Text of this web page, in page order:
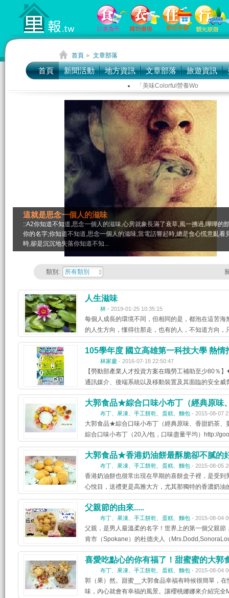
首頁 新聞活動 地方資訊 文章部落 旅遊資訊
「美味Colorful營養Wo
臺東市公所表揚71位模範父親
「NEXT PINGTUNG
首頁 ► 文章部落
這就是思念一個人的滋味
::A2你知道不知道,思念一個人的滋味,心房就象長滿了衰草,風一拂過,嘩嘩的
你的名字;你知道不知道,思念一個人的滋味,當電話響起時,總是會心慌意亂看
時,卻是沉沉地失落你知道不知...
類別: 所有類別
人生滋味
林 - 2019-01-25 10:35:15
每個人成長的環境不同，但相同的是，都泡在這苦
的人生方向，懂得往那走，也有的人，不知道方向
105學年度 國立高雄第一科技大學 熱情
林家慶 - 2016-07-18 22:50:47
【勞動部產業人才投資方案在職勞工補助至少80％
通訊媒介、後端系統以及移動裝置及其面臨的安全威
大郭食品★綜合口味小布丁（經典原味
布丁、果凍、手工餅乾、蛋糕、麵包 - 2015-08-07
大郭食品★綜合口味小布丁（經典原味、香甜奶茶
綜合口味小布丁（20入/包，口味盡量平均）http://
大郭食品★香港奶油餅最酥脆卻不膩的
布丁、果凍、手工餅乾、蛋糕、麵包 - 2015-08-05
香港奶油餅也很常出現在早期的喜餅盒子裡，是受
心悅目，送禮更是高雅大方，尤其那獨特的香濃奶
父親節的由來.....
布丁、果凍、手工餅乾、蛋糕、麵包 - 2015-08-04
父親，是男人最溫柔的名字！世界上的第一個父親
肯市（Spokane）的杜德夫人（
喜愛吃點心的你有福了！甜蜜蜜的大郭
布丁、果凍、手工餅乾、蛋糕、麵包 - 2015-08-04
郭（果）然。甜蜜__大郭食品幸福有時候很簡單，
味，內心就會有幸福的風景。讓櫻桃娜娜來介紹完全